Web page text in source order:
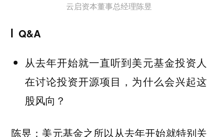
云启资本董事总经理陈昱
Q&A
从去年开始就一直听到美元基金投资人
在讨论投资开源项目，为什么会兴起这
股风向？
陈昱：美元基金之所以从去年开始就特别关